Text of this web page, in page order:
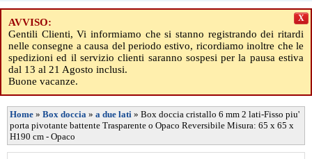
AVVISO:
Gentili Clienti, Vi informiamo che si stanno registrando dei ritardi
nelle consegne a causa del periodo estivo, ricordiamo inoltre che le
spedizioni ed il servizio clienti saranno sospesi per la pausa estiva
dal 13 al 21 Agosto inclusi.
Buone vacanze.
X
Home » Box doccia » a due lati » Box doccia cristallo 6 mm 2 lati-Fisso piu'
porta pivotante battente Trasparente o Opaco Reversibile Misura: 65 x 65 x
H190 cm - Opaco